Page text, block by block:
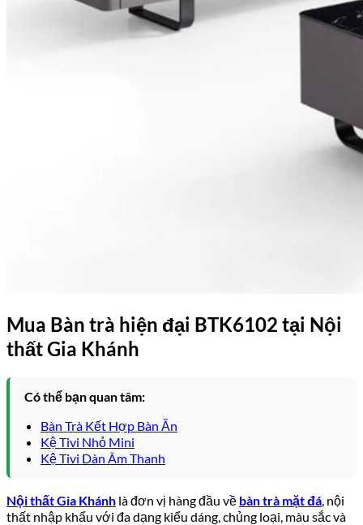
Mua Bàn trà hiện đại BTK6102 tại Nội
thất Gia Khánh
Có thể bạn quan tâm:
Bàn Trà Kết Hợp Bàn Ăn
Kệ Tivi Nhỏ Mini
Kệ Tivi Dàn Âm Thanh
Nội thất Gia Khánh là đơn vị hàng đầu về bàn trà mặt đá, nội
thất nhập khẩu với đa dạng kiểu dáng, chủng loại, màu sắc và